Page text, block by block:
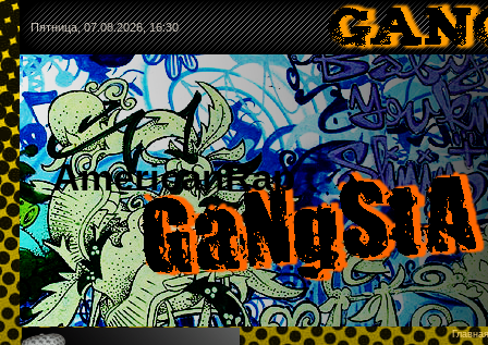
Пятница, 07.08.2026, 16:30
AmericanRap
Главная